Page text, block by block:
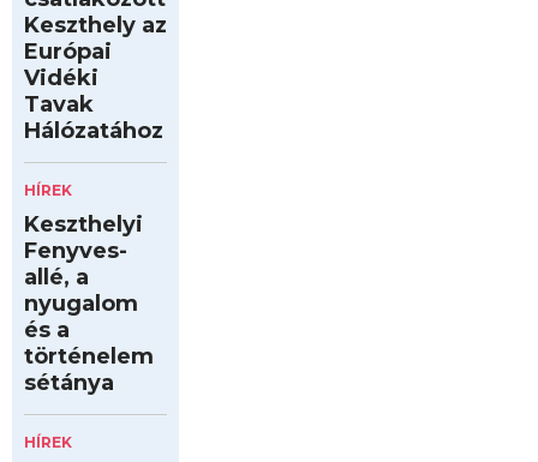
Keszthely az
Európai
Vidéki
Tavak
Hálózatához
HÍREK
Keszthelyi
Fenyves-
allé, a
nyugalom
és a
történelem
sétánya
HÍREK